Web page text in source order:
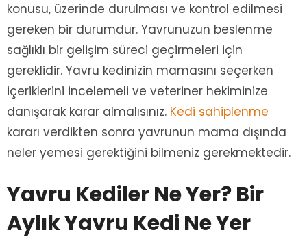
konusu, üzerinde durulması ve kontrol edilmesi
gereken bir durumdur. Yavrunuzun beslenme
sağlıklı bir gelişim süreci geçirmeleri için
gereklidir. Yavru kedinizin mamasını seçerken
içeriklerini incelemeli ve veteriner hekiminize
danışarak karar almalısınız. Kedi sahiplenme
kararı verdikten sonra yavrunun mama dışında
neler yemesi gerektiğini bilmeniz gerekmektedir.
Yavru Kediler Ne Yer? Bir
Aylık Yavru Kedi Ne Yer